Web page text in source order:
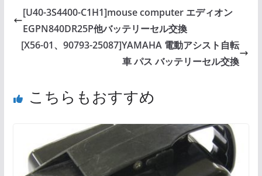
[U40-3S4400-C1H1]mouse computer エディオン
EGPN840DR25P他バッテリーセル交換
[X56-01、90793-25087]YAMAHA 電動アシスト自転
車 パス バッテリーセル交換
こちらもおすすめ